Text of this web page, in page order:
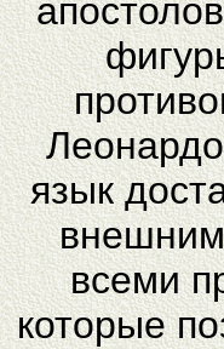
язык
всеми
которые